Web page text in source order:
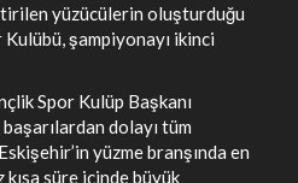
yüzücülerin oluşturduğu
şampiyonayı ikinci
Spor Kulüp Başkanı
dolayı tüm
yüzme branşında en
kısa süre içinde büyük